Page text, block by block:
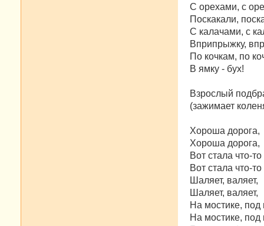
С орехами, с
Поскакали,
С калачами, с
Вприпрыжку,
По кочкам, по
В ямку - бух!
Взрослый
(зажимает
Хороша дорога,
Хороша дорога,
Вот стала что-
Вот стала что-
Шаляет, валяет,
Шаляет, валяет,
На мостике, под
На мостике, под